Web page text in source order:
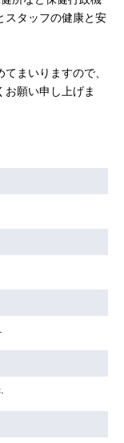
スタッフの健康と安
まいりますので、
お願い申し上げま